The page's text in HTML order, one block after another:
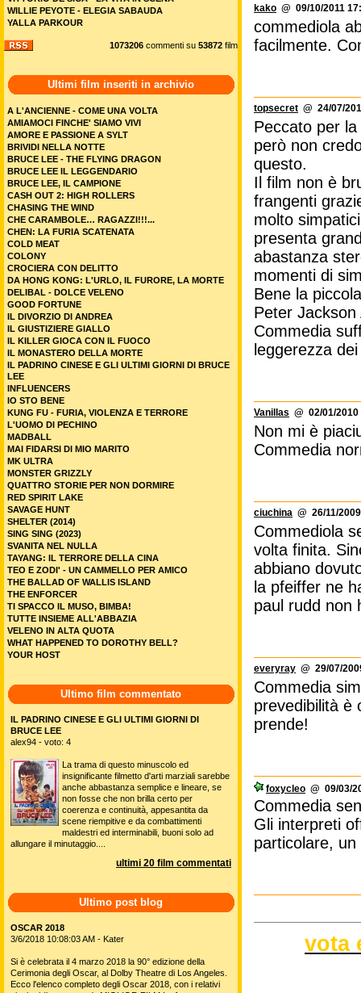
Wilding@ 04/06/2017
Una
Commedia
specialmente
Insomma, un
kako @ 09/10/2011
commediola
facilmente.
topsecret @ 24/07/
Peccato per
però non
frangenti
molto
presenta
abastanza
Peter
Commedia
leggerezza
Vanillas @ 02/01/2010
ciuchina @ 26/11/
Commediola
la pfeiffer ne
paul rudd non
prende!
SEPARAZIONI
SMART WORKING
SPIDER-NOIR - STAGIONE 1
SUPERGIRL
TERAPIA DI FAMIGLIA
THE DINK - MAGO DEL PICKLEBALL
THE LUNCH: A LETTER TO AMERICA
TI AUGURO OGNI BENE
TOY STORY 5
TRA AMORE E INGANNI
TRE CHILOMETRI ALLA FINE DEL MONDO
TUNER - L’ACCORDATORE
VITTORIO DE SICA - LA VITA IN SCENA
WILLIE PEYOTE - ELEGIA SABAUDA
YALLA PARKOUR
Ultimi film inseriti in archivio
A L'ANCIENNE - COME UNA VOLTA
AMIAMOCI FINCHE' SIAMO VIVI
AMORE E PASSIONE A SYLT
BRIVIDI NELLA NOTTE
BRUCE LEE - THE FLYING DRAGON
BRUCE LEE IL LEGGENDARIO
BRUCE LEE, IL CAMPIONE
CASH OUT 2: HIGH ROLLERS
CHASING THE WIND
CHE CARAMBOLE… RAGAZZI!!!...
CHEN: LA FURIA SCATENATA
COLD MEAT
COLONY
CROCIERA CON DELITTO
DA HONG KONG: L'URLO, IL FURORE, LA MORTE
DELIBAL - DOLCE VELENO
GOOD FORTUNE
IL DIVORZIO DI ANDREA
IL GIUSTIZIERE GIALLO
IL KILLER GIOCA CON IL FUOCO
IL MONASTERO DELLA MORTE
IL PADRINO CINESE E GLI ULTIMI GIORNI DI BRUCE
LEE
INFLUENCERS
IO STO BENE
KUNG FU - FURIA, VIOLENZA E TERRORE
L'UOMO DI PECHINO
MADBALL
MAI FIDARSI DI MIO MARITO
QUATTRO STORIE PER NON DORMIRE
RED SPIRIT LAKE
SHELTER (2014)
SING SING (2023)
SVANITA NEL NULLA
TAYANG: IL TERRORE DELLA CINA
TEO E ZODI' - UN CAMMELLO PER AMICO
THE BALLAD OF WALLIS ISLAND
THE ENFORCER
TI SPACCO IL MUSO, BIMBA!
TUTTE INSIEME ALL'ABBAZIA
VELENO IN ALTA QUOTA
WHAT HAPPENED TO DOROTHY BELL?
Ultimo film commentato
BRUCE LEE
alex94 - voto: 4
La trama di questo minuscolo ed
insignificante filmetto d'arti marziali sarebbe
anche abbastanza semplice e lineare, se